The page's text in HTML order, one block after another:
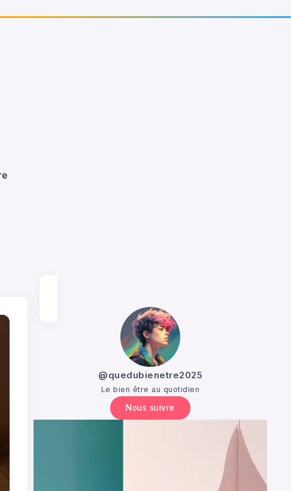
@quedubienetre2025
Le bien être au quotidien
Nous suivre